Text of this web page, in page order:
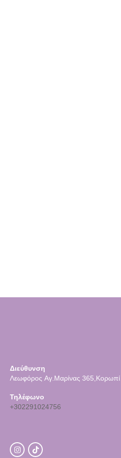
Διεύθυνση
Λεωφόρος Αγ.Μαρίνας 365,Κορωπί
Τηλέφωνο
+302291024756